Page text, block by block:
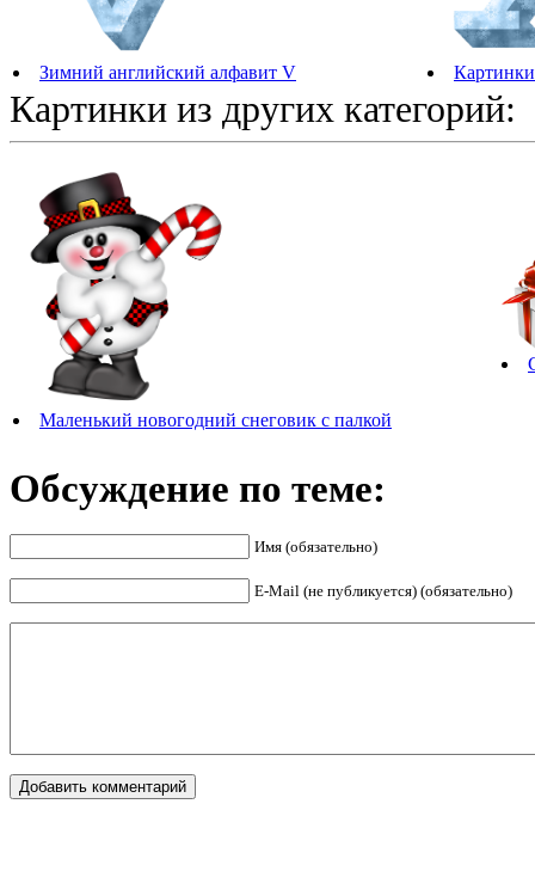
Зимний английский алфавит V
Картинки из других категорий:
Маленький новогодний снеговик с палкой
Обсуждение по теме:
Имя (обязательно)
E-Mail (не публикуется) (обязательно)